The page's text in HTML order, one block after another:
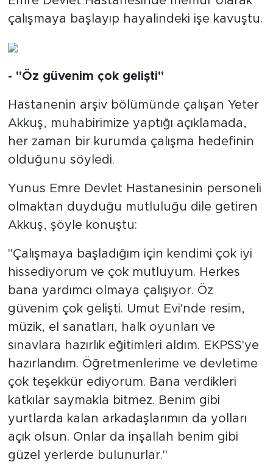
çalışmaya başlayıp hayalindeki işe kavuştu.
- "Öz güvenim çok gelişti"
Hastanenin arşiv bölümünde çalışan Yeter
Akkuş, muhabirimize yaptığı açıklamada,
her zaman bir kurumda çalışma hedefinin
olduğunu söyledi.
Yunus Emre Devlet Hastanesinin personeli
olmaktan duyduğu mutluluğu dile getiren
Akkuş, şöyle konuştu:
"Çalışmaya başladığım için kendimi çok iyi
hissediyorum ve çok mutluyum. Herkes
bana yardımcı olmaya çalışıyor. Öz
güvenim çok gelişti. Umut Evi'nde resim,
müzik, el sanatları, halk oyunları ve
sınavlara hazırlık eğitimleri aldım. EKPSS'ye
hazırlandım. Öğretmenlerime ve devletime
çok teşekkür ediyorum. Bana verdikleri
katkılar saymakla bitmez. Benim gibi
yurtlarda kalan arkadaşlarımın da yolları
açık olsun. Onlar da inşallah benim gibi
güzel yerlerde bulunurlar."